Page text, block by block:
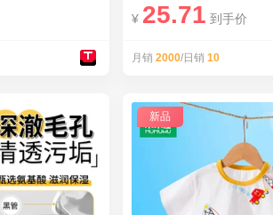
¥ 25.71 到手价
月销 2000/日销 10
新品